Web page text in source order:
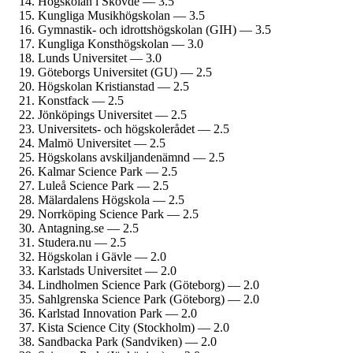
Kungliga Musik­högskolan — 3.5
Gymnastik- och idrotts­högskolan (GIH) — 3.5
Kungliga Konst­högskolan — 3.0
Lunds Universitet — 3.0
Göteborgs Universitet (GU) — 2.5
Högskolan Kristianstad — 2.5
Konstfack — 2.5
Jönköpings Universitet — 2.5
Universitets- och högskolerådet — 2.5
Malmö Universitet — 2.5
Högskolans avskiljande­nämnd — 2.5
Kalmar Science Park — 2.5
Luleå Science Park — 2.5
Mälardalens Högskola — 2.5
Norrköping Science Park — 2.5
Antagning.se — 2.5
Studera.nu — 2.5
Högskolan i Gävle — 2.0
Karlstads Universitet — 2.0
Lindholmen Science Park (Göteborg) — 2.0
Sahlgrenska Science Park (Göteborg) — 2.0
Karlstad Innovation Park — 2.0
Kista Science City (Stockholm) — 2.0
Sandbacka Park (Sandviken) — 2.0